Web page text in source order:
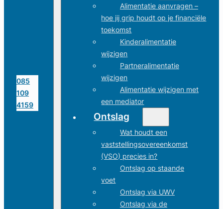
085
109
4159
Alimentatie aanvragen –
hoe jij grip houdt op je financiële
toekomst
Kinderalimentatie
wijzigen
Partneralimentatie
wijzigen
Alimentatie wijzigen met
een mediator
Ontslag
Wat houdt een
vaststellingsovereenkomst
(VSO) precies in?
Ontslag op staande
voet
Ontslag via UWV
Ontslag via de